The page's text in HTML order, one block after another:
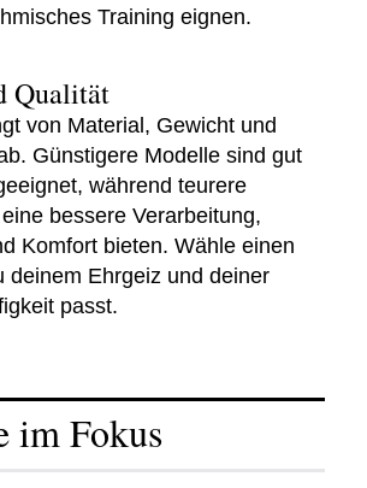
Training eignen.
Qualität
von Material, Gewicht und
Günstigere Modelle sind gut
während teurere
bessere Verarbeitung,
Komfort bieten. Wähle einen
deinem Ehrgeiz und deiner
passt.
im Fokus